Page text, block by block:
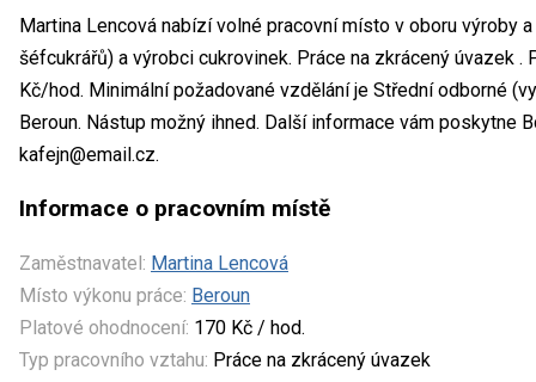
Martina Lencová nabízí volné pracovní místo v oboru výroby
šéfcukrářů) a výrobci cukrovinek. Práce na zkrácený úvazek .
Kč/hod. Minimální požadované vzdělání je Střední odborné
Beroun. Nástup možný ihned. Další informace vám poskytne
kafejn@email.cz.
Informace o pracovním místě
Zaměstnavatel: Martina Lencová
Místo výkonu práce: Beroun
Platové ohodnocení: 170 Kč / hod.
Typ pracovního vztahu: Práce na zkrácený úvazek